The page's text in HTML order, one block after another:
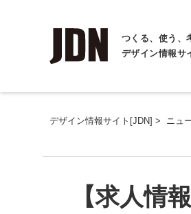
つくる、使う、
デザイン情報サ
デザイン情報サイト[JDN] > ニュ
【求人情